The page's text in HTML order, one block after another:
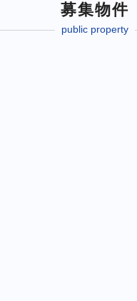
募集物件
public property